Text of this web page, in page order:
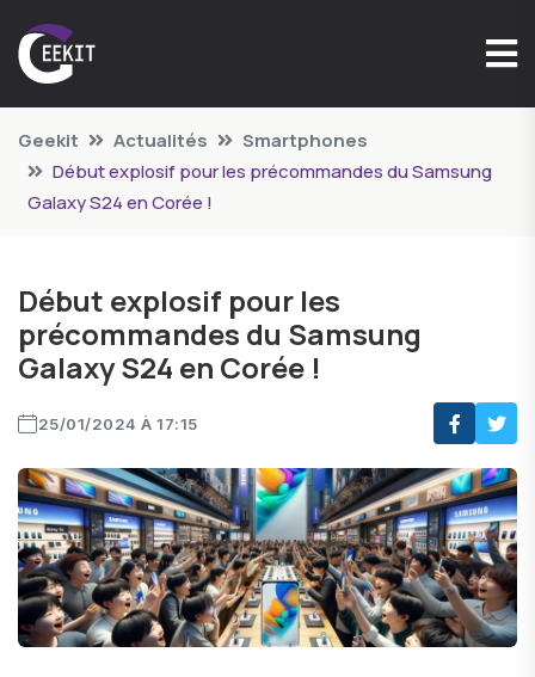
Geekit Actualités
Smartphones
Début explosif pour les précommandes du Samsung
Galaxy S24 en Corée !
Début explosif pour les
précommandes du Samsung
Galaxy S24 en Corée !
25/01/2024 À 17:15